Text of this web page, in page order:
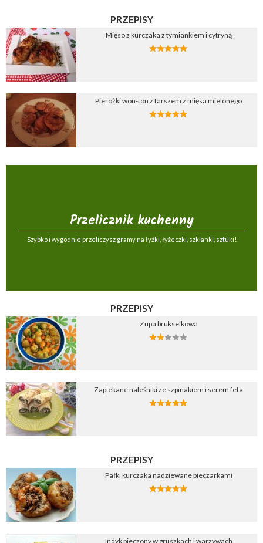
PRZEPISY
Mięso z kurczaka z tymiankiem i cytryną
Pierożki won-ton z farszem z mięsa mielonego
Przelicznik kuchenny
Szybko i wygodnie przeliczysz gramy na łyżki, łyżeczki, szklanki, sztuki!
PRZEPISY
Zupa brukselkowa
Zapiekane naleśniki ze szpinakiem i serem feta
PRZEPISY
Pałki kurczaka nadziewane pieczarkami
Indyk pieczony w gruszkach i warzywach